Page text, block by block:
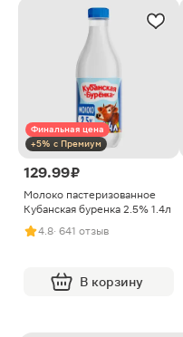
Финальная цена
+5% с Премиум
129.99 ₽
Молоко пастеризованное
Кубанская буренка 2.5% 1.4л
4.8· 641 отзыв
В корзину